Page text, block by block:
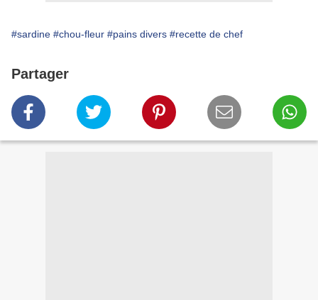
#sardine #chou-fleur #pains divers #recette de chef
Partager